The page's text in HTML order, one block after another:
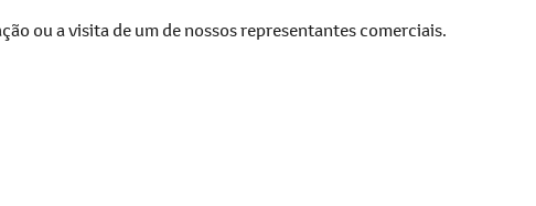
ou a visita de um de nossos representantes comerciais.